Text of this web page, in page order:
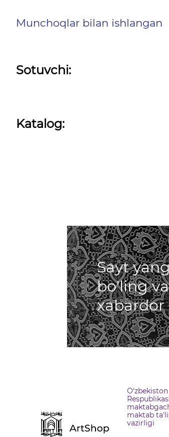
Munchoqlar bilan ishlangan
Sotuvchi:
Katalog:
Sayt
bo'ling
O‘zbekiston
maktab
vazirligi